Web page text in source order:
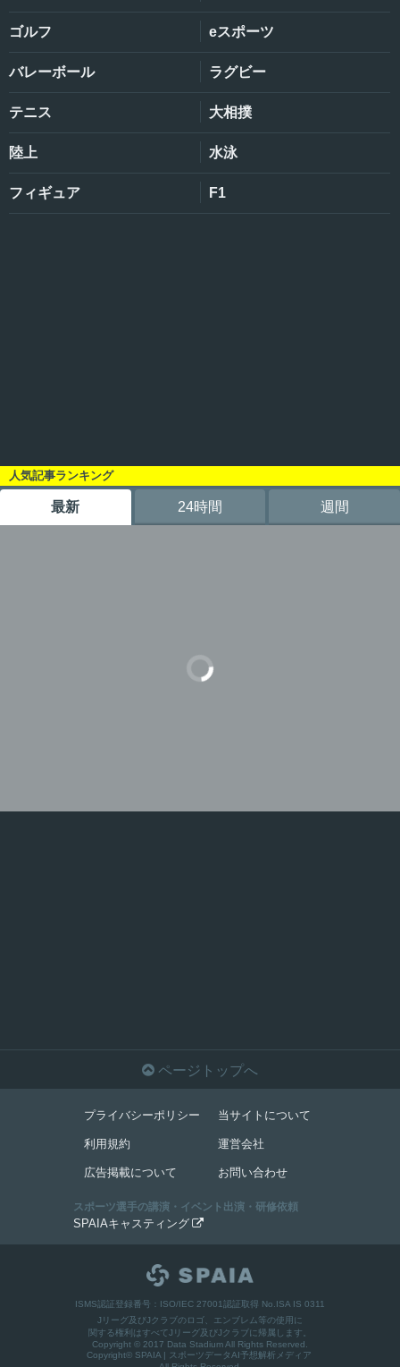
ゴルフ eスポーツ
バレーボール ラグビー
テニス 大相撲
陸上 水泳
フィギュア F1
人気記事ランキング
最新 24時間 週間
 ページトップへ
プライバシーポリシー
利用規約
広告掲載について
当サイトについて
運営会社
お問い合わせ
スポーツ選手の講演・イベント出演・研修依頼
SPAIAキャスティング
ISMS認証登録番号：ISO/IEC 27001認証取得 No.ISA IS 0311
Jリーグ及びJクラブのロゴ、エンブレム等の使用に
関する権利はすべてJリーグ及びJクラブに帰属します。
Copyright © 2017 Data Stadium All Rights Reserved.
Copyright© SPAIA | スポーツデータAI予想解析メディア